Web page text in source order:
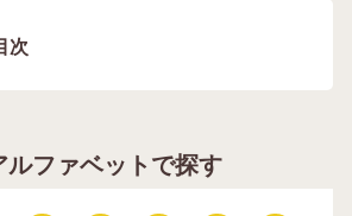
次
ルファベットで探す